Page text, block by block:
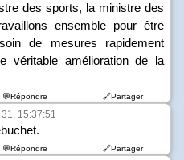
des sports, la ministre des
ensemble pour être
de mesures rapidement
véritable amélioration de la
💬Répondre 🔗Partager
15:37:51
💬Répondre 🔗Partager